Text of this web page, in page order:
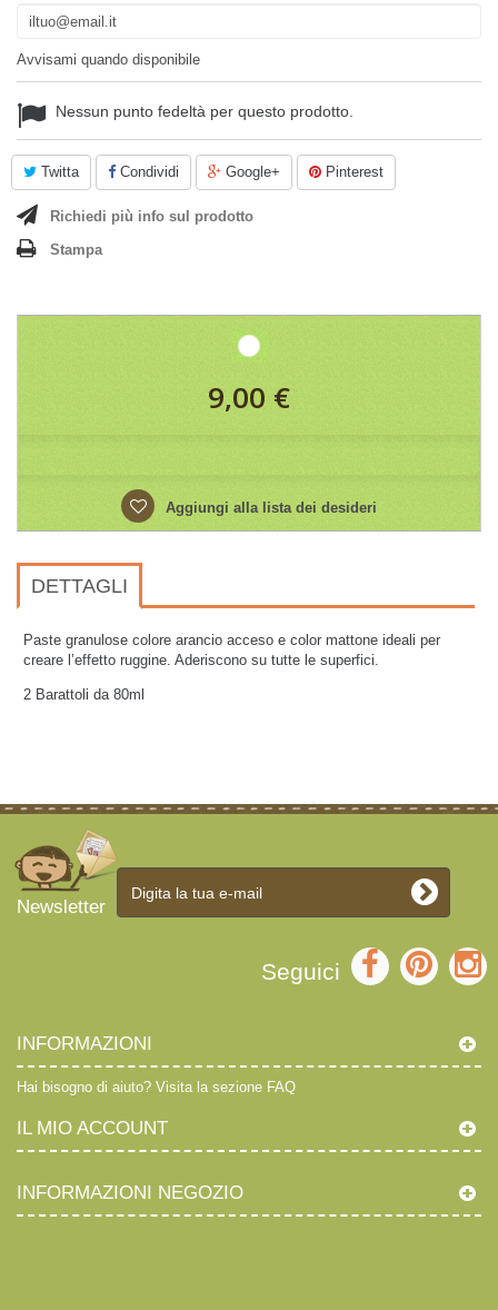
Avvisami quando disponibile
Nessun punto fedeltà per questo prodotto.
Twitta Condividi Google+ Pinterest
Richiedi più info sul prodotto
Stampa
9,00 €
Aggiungi alla lista dei desideri
DETTAGLI
Paste granulose colore arancio acceso e color mattone ideali per
creare l’effetto ruggine. Aderiscono su tutte le superfici.
2 Barattoli da 80ml
Newsletter
Seguici
INFORMAZIONI
Hai bisogno di aiuto? Visita la sezione FAQ
IL MIO ACCOUNT
INFORMAZIONI NEGOZIO